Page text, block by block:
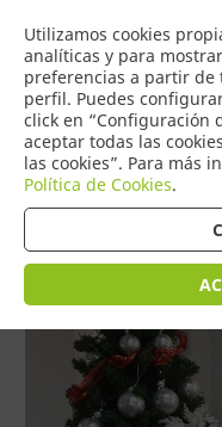
Utilizamos cookies
analíticas y para
preferencias a partir de
perfil. Puedes
click en “Configuración
aceptar todas las
las cookies”. Para más
Política de Cookies.
DE
Tienda >